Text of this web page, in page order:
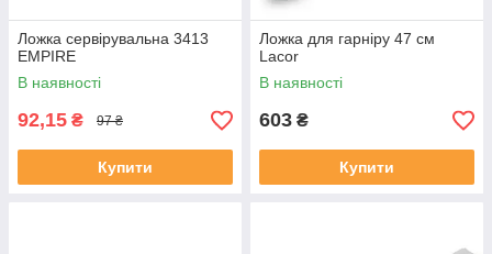
Ложка сервірувальна 3413
EMPIRE
В наявності
92,15 ₴ 97 ₴
Купити
Ложка для гарніру 47 см
Lacor
В наявності
603 ₴
Купити